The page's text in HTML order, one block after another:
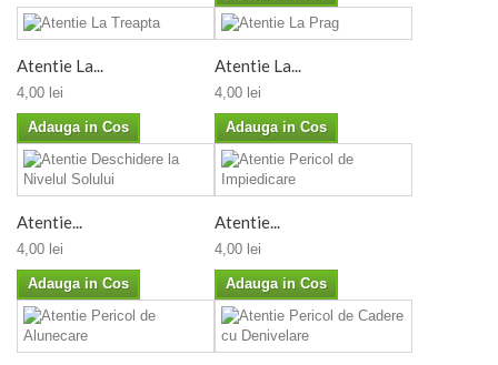
Atentie La...
4,00 lei
Adauga in Cos
Atentie La...
4,00 lei
Adauga in Cos
Atentie...
4,00 lei
Adauga in Cos
Atentie...
4,00 lei
Adauga in Cos